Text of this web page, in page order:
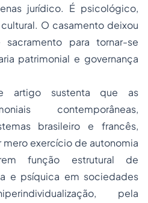
jurídico. É psicológico,
O casamento deixou
para tornar-se
patrimonial e governança
artigo sustenta que as
contemporâneas,
brasileiro e francês,
exercício de autonomia
função estrutural de
e psíquica em sociedades
pela